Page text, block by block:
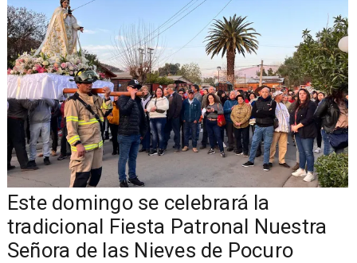
Este domingo se celebrará la
tradicional Fiesta Patronal Nuestra
Señora de las Nieves de Pocuro